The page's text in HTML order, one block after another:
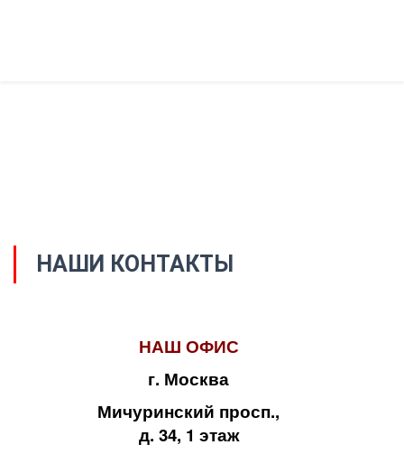
НАШИ КОНТАКТЫ
НАШ ОФИС
г. Москва
Мичуринский просп.,
д. 34, 1 этаж